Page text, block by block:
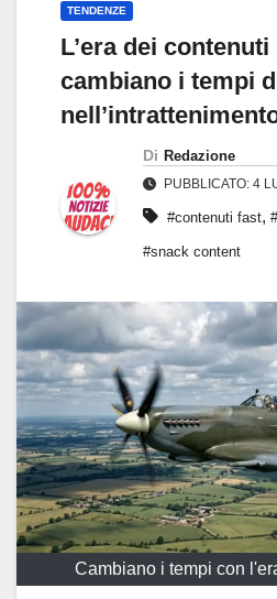
TENDENZE
L’era dei
cambiano i tempi
Di Redazione
PUBBLICATO: 4
#contenuti fast,
#snack content
Cambiano i tempi con